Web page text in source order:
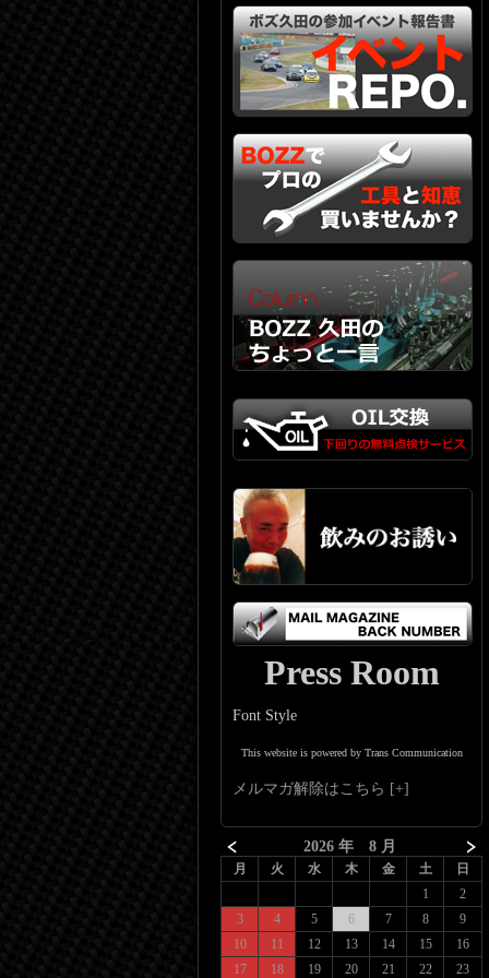
Press Room
Font Style
This website is powered by Trans Communication
メルマガ解除はこちら
2026 年 8 月
月 火 水 木 金 土
日
1
2
3
4 5 6 7 8
9
10
11 12 13 14 15
16
17
18 19 20 21 22 23